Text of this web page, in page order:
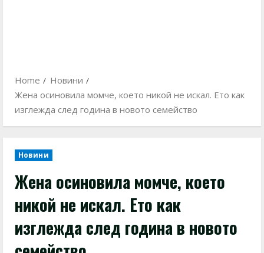
Home
Новини
Жена осиновила момче, което никой не искал. Ето как
изглежда след година в новото семейство
Новини
Жена осиновила момче, което
никой не искал. Ето как
изглежда след година в новото